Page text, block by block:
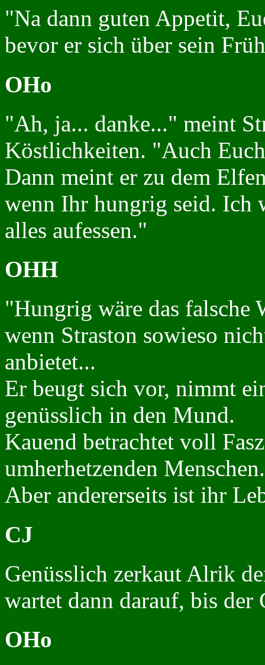
"Na dann guten Appetit,
bevor er sich über sein
OHo
"Ah, ja... danke..." meint
Köstlichkeiten. "Auch
Dann meint er zu dem
wenn Ihr hungrig seid. Ich
alles aufessen."
OHH
"Hungrig wäre das
wenn Straston sowieso
anbietet...
Er beugt sich vor, nimmt
genüsslich in den Mund.
Kauend betrachtet voll
umherhetzenden
Aber andererseits ist ihr
CJ
Genüsslich zerkaut Alrik
wartet dann darauf, bis der
OHo